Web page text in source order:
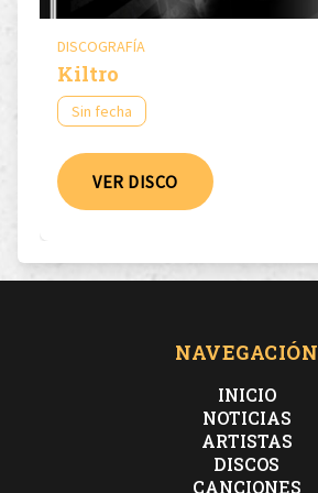
DISCOGRAFÍA
Kiltro
Sin fecha
VER DISCO
NAVEGACIÓN
INICIO
NOTICIAS
ARTISTAS
DISCOS
CANCIONES